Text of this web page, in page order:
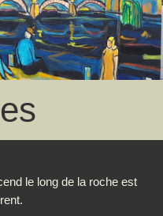
le long de la roche est